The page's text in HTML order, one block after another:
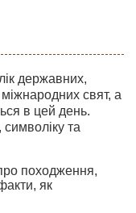
державних,
свят, а
в цей день.
символіку та
походження,
як